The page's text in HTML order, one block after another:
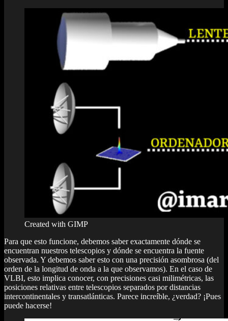
Created with GIMP
Para que esto funcione, debemos saber exactamente dónde se
encuentran nuestros telescopios y dónde se encuentra la fuente
observada. Y debemos saber esto con una precisión asombrosa (del
orden de la longitud de onda a la que observamos). En el caso de
VLBI, esto implica conocer, con precisiones casi milimétricas, las
posiciones relativas entre telescopios separados por distancias
intercontinentales y transatlánticas. Parece increíble, ¿verdad? ¡Pues
puede hacerse!